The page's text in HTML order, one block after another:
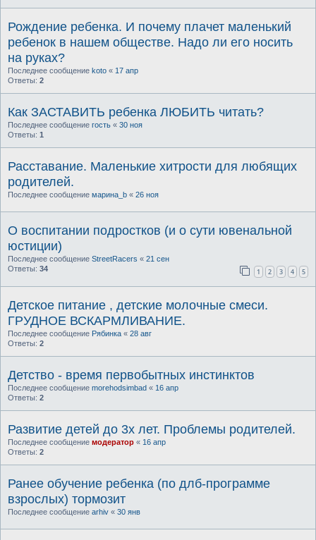
Рождение ребенка. И почему плачет маленький
ребенок в нашем обществе. Надо ли его носить
на руках?
Последнее сообщение koto « 17 апр
Ответы: 2
Как ЗАСТАВИТЬ ребенка ЛЮБИТЬ читать?
Последнее сообщение гость « 30 ноя
Ответы: 1
Расставание. Маленькие хитрости для любящих
родителей.
Последнее сообщение марина_b « 26 ноя
О воспитании подростков (и о сути ювенальной
юстиции)
Последнее сообщение StreetRacers « 21 сен
Ответы: 34 1 2 3 4 5
Детское питание , детские молочные смеси.
ГРУДНОЕ ВСКАРМЛИВАНИЕ.
Последнее сообщение Рябинка « 28 авг
Ответы: 2
Детство - время первобытных инстинктов
Последнее сообщение morehodsimbad « 16 апр
Ответы: 2
Развитие детей до 3х лет. Проблемы родителей.
Последнее сообщение модератор « 16 апр
Ответы: 2
Ранее обучение ребенка (по длб-программе
взрослых) тормозит
Последнее сообщение arhiv « 30 янв